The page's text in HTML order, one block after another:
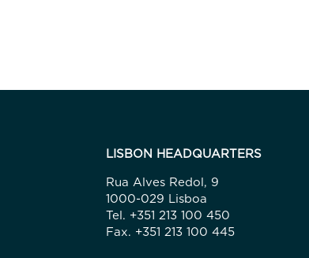
LISBON HEADQUARTERS
Rua Alves Redol, 9
1000-029 Lisboa
Tel. +351 213 100 450
Fax. +351 213 100 445